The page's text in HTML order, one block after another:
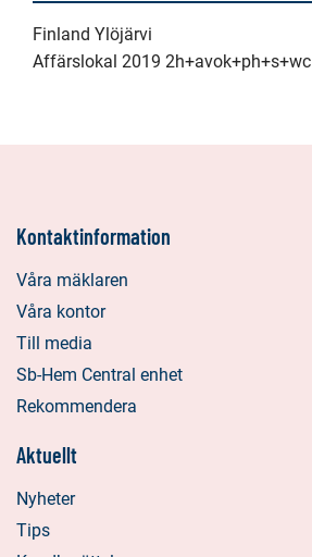
Finland Ylöjärvi
Affärslokal 2019 2h+avok+ph+s+wc
Kontaktinformation
Våra mäklaren
Våra kontor
Till media
Sb-Hem Central enhet
Rekommendera
Aktuellt
Nyheter
Tips